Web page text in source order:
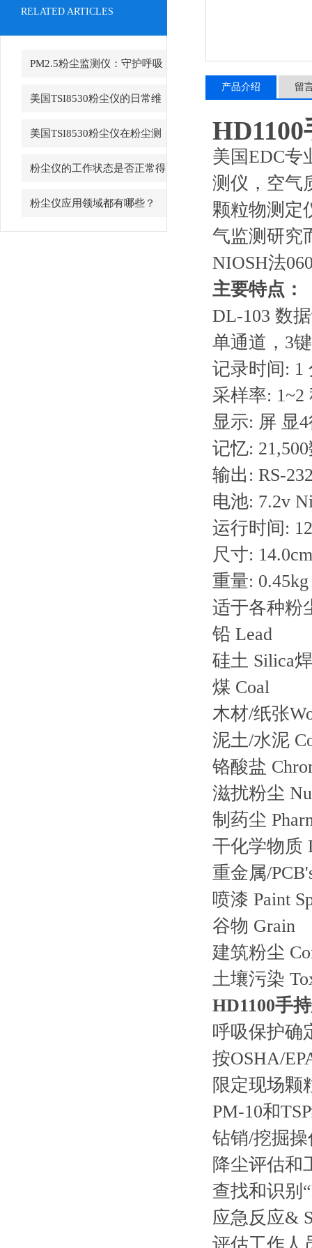
RELATED ARTICLES
PM2.5粉尘监测仪：守护呼吸
健康的“空气哨兵”
美国TSI8530粉尘仪的日常维
护与保养指南
美国TSI8530粉尘仪在粉尘测
量领域备受青睐
粉尘仪的工作状态是否正常得
看这些方面
粉尘仪应用领域都有哪些？
产品介绍 留
美国EDC专
测仪，空气
颗粒物测定
气监测研究
NIOSH法
主要特点：
DL-103 数
单通道，3
记录时间: 1
采样率: 1~2
显示: 屏 显
记忆:
输出: RS-
电池: 7.2v
运行时间:
尺寸:
重量: 0.45kg
适于各种粉
铅 Lead
硅土 Silica
煤 Coal
木材/纸张
泥土/水泥
铬酸盐
滋扰粉尘
制药尘
干化学物质
重金属/
喷漆 Paint
谷物 Grain
建筑粉尘
土壤污染
HD1100手
呼吸保护确
按OSHA/
限定现场颗
PM-10和
钻销/挖掘
降尘评估和
查找和识别
应急反应&